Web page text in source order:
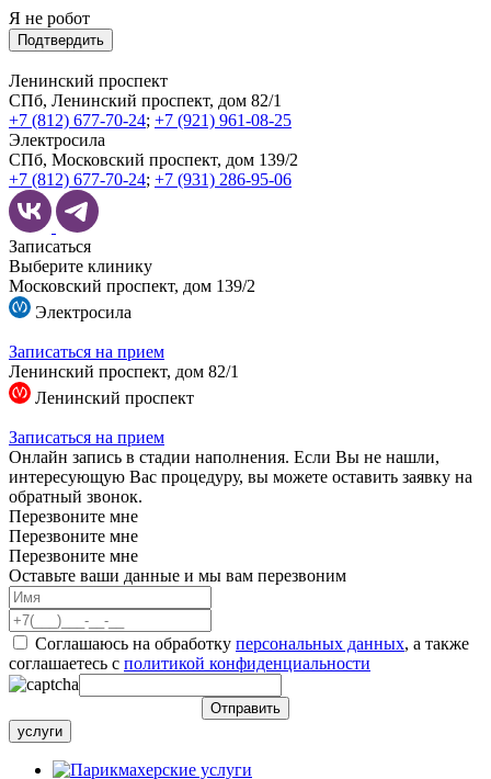
Я не робот
Подтвердить
Ленинский проспект
СПб, Ленинский проспект, дом 82/1
+7 (812) 677-70-24; +7 (921) 961-08-25
Электросила
СПб, Московский проспект, дом 139/2
+7 (812) 677-70-24; +7 (931) 286-95-06
Записаться
Выберите клинику
Московский проспект, дом 139/2
Электросила
Записаться на прием
Ленинский проспект, дом 82/1
Ленинский проспект
Записаться на прием
Онлайн запись в стадии наполнения. Если Вы не нашли,
интересующую Вас процедуру, вы можете оставить заявку на
обратный звонок.
Перезвоните мне
Перезвоните мне
Перезвоните мне
Оставьте ваши данные и мы вам перезвоним
Соглашаюсь на обработку персональных данных, а также
соглашаетесь c политикой конфиденциальности
услуги